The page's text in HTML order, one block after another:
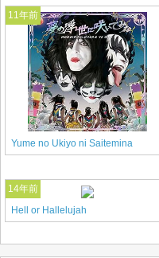
11年前
Yume no Ukiyo ni Saitemina
14年前
Hell or Hallelujah